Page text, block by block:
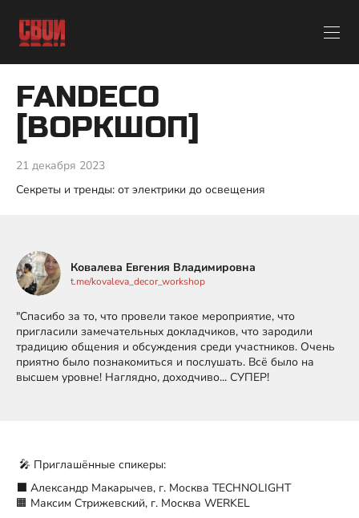
FANDECO
[ВОРКШОП]
21 декабря 2023
Секреты и тренды: от электрики до освещения
Ковалева Евгения Владимировна
t.me/kovaleva_decor_workshop
"Спасибо за то, что провели такое мероприятие, что
пригласили замечательных докладчиков, что зародили
традицию общения и обсуждения среди участников. Очень
приятно было познакомиться и послушать. Всё было на
высшем уровне! Наглядно, доходчиво... СУПЕР!
🎤 Приглашённые спикеры:
⬛️ Александр Макарычев, г. Москва TECHNOLIGHT
🟧 Максим Стрижевский, г. Москва WERKEL